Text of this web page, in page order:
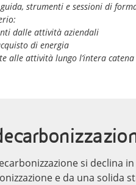
guida, strumenti e sessioni di
dalle attività aziendali
di energia
alle attività lungo l’intera
si declina
e da una solida